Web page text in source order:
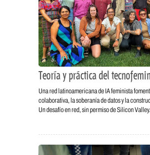
Teoría y práctica del
Una red latinoamericana de IA feminista
colaborativa, la soberanía de datos y la
Un desafío en red, sin permiso de Silicon Valley.